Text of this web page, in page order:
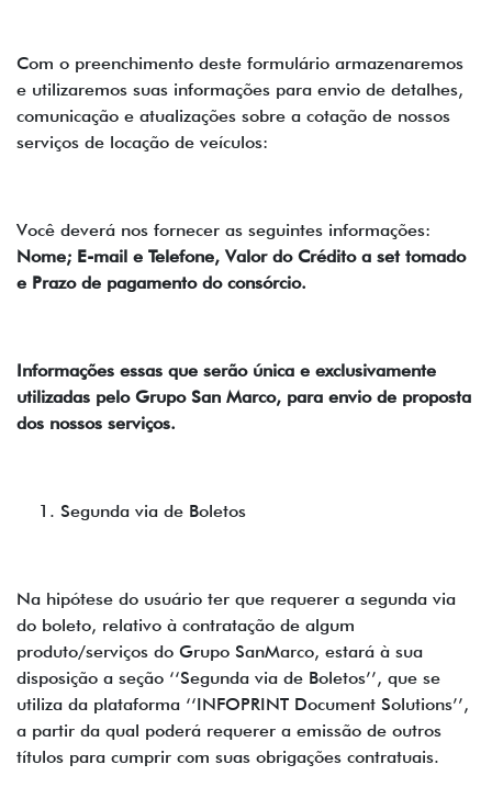
Com o preenchimento deste formulário armazenaremos
e utilizaremos suas informações para envio de detalhes,
comunicação e atualizações sobre a cotação de nossos
serviços de locação de veículos:
Você deverá nos fornecer as seguintes informações:
Nome; E-mail e Telefone, Valor do Crédito a set tomado
e Prazo de pagamento do consórcio.
Informações essas que serão única e exclusivamente
utilizadas pelo Grupo San Marco, para envio de proposta
dos nossos serviços.
Segunda via de Boletos
Na hipótese do usuário ter que requerer a segunda via
do boleto, relativo à contratação de algum
produto/serviços do Grupo SanMarco, estará à sua
disposição a seção ‘‘Segunda via de Boletos’’, que se
utiliza da plataforma ‘‘INFOPRINT Document Solutions’’,
a partir da qual poderá requerer a emissão de outros
títulos para cumprir com suas obrigações contratuais.